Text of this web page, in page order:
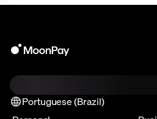
Portuguese (Brazil)